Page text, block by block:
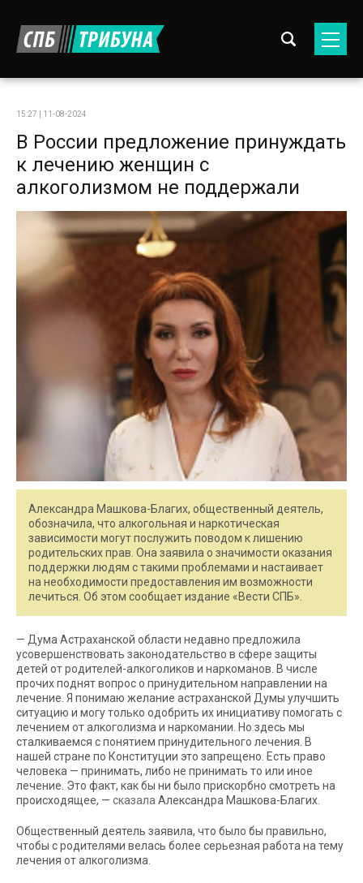
15:27 | 11-08-2024
В России предложение принуждать
к лечению женщин с
алкоголизмом не поддержали
Александра Машкова-Благих, общественный деятель,
обозначила, что алкогольная и наркотическая
зависимости могут послужить поводом к лишению
родительских прав. Она заявила о значимости оказания
поддержки людям с такими проблемами и настаивает
на необходимости предоставления им возможности
лечиться. Об этом сообщает издание «Вести СПБ».
— Дума Астраханской области недавно предложила
усовершенствовать законодательство в сфере защиты
детей от родителей-алкоголиков и наркоманов. В числе
прочих поднят вопрос о принудительном направлении на
лечение. Я понимаю желание астраханской Думы улучшить
ситуацию и могу только одобрить их инициативу помогать с
лечением от алкоголизма и наркомании. Но здесь мы
сталкиваемся с понятием принудительного лечения. В
нашей стране по Конституции это запрещено. Есть право
человека — принимать, либо не принимать то или иное
лечение. Это факт, как бы ни было прискорбно смотреть на
происходящее, — сказала Александра Машкова-Благих.
Общественный деятель заявила, что было бы правильно,
чтобы с родителями велась более серьезная работа на тему
лечения от алкоголизма.